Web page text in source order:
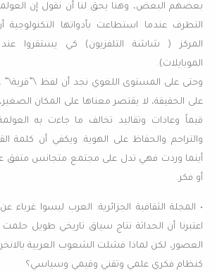
بعضهم البعض، وهنا يحق لنا أن نقول إن
التطرف عندما استطاعت بأدواتها
المركز ( شاشة التلفزيون) كي يستقروا
الموبايلات).
وحتى على المستوى اللغوي نجد أن لفظ \”قرية\”
على الحقيقة، لا يقتصر معناها على المكان
قيماً وعادات وتقاليد تخالف ما جاءت به
والتراحم والحفاظ على الهوية. ويكفي أن كلمة
أينما وردت فهي تدل على مجتمع متجانس متفق
أو فكر.
• المجلة الثقافية الجزائرية: العرب ليسوا غرباء
اعتبرنا أن الحداثة نتاج سياق تاريخي طويل
العصور، لكن لماذا فشلت الشعوب العربية
كنظام فكري علمي وتقني وقيمي وسياسي؟